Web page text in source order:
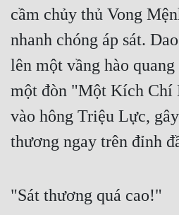
Dị Giới
Góc Nhìn Nữ
Huyền Nghi
cầm chủy thủ Vong
nhanh chóng áp sát.
lên một vầng hào
một đòn "Một Kích Chí
vào hông Triệu Lực,
thương ngay trên đỉnh
"Sát thương quá cao!"